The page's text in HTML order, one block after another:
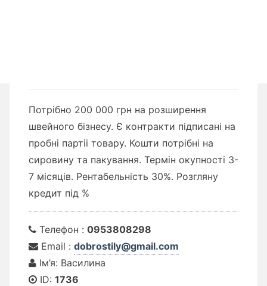
Потрібно 200 000 грн на розширення
швейного бізнесу. Є контракти підписані на
пробні партіі товару. Кошти потрібні на
сировину та пакування. Термін окупності 3-
7 місяців. Рентабельність 30%. Розгляну
кредит під %
Телефон : 0953808298
Email : dobrostily@gmail.com
Ім’я: Василина
ID: 1736